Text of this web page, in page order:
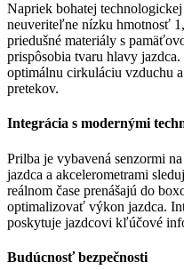
Napriek bohatej
neuveriteľne nízku hmotnosť
priedušné materiály s
prispôsobia tvaru hlavy
optimálnu cirkuláciu vzduchu
pretekov.
Integrácia s modernými
Prilba je vybavená senzormi
jazdca a akcelerometrami
reálnom čase prenášajú do
optimalizovať výkon jazdca.
poskytuje jazdcovi kľúčové
Budúcnosť bezpečnosti